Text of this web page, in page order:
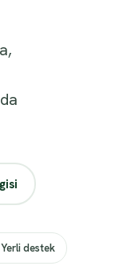
Yerli destek